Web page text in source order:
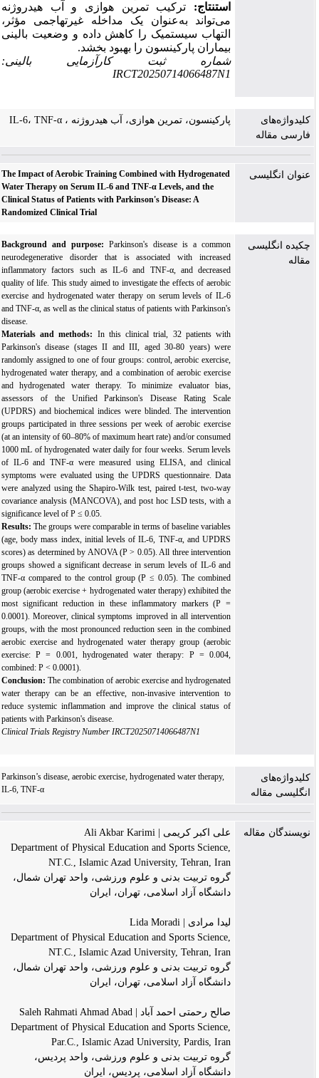
استنتاج:ترکیب تمرین هوازی و آب هیدروژنه
می‌تواند به‌عنوان یک مداخله غیرتهاجمی مؤثر،
التهاب سیستمیک را کاهش داده و وضعیت بالینی
بیماران پارکینسون را بهبود بخشد.
شماره ثبت کارآزمایی بالینی:
IRCT20250714066487N1
کلیدواژه‌های
فارسی مقاله
پارکینسون، تمرین هوازی، آب هیدروژنه ، IL-6، TNF-α
عنوان انگلیسی
The Impact of Aerobic Training Combined with Hydrogenated
Water Therapy on Serum IL-6 and TNF-α Levels, and the
Clinical Status of Patients with Parkinson's Disease: A
Randomized Clinical Trial
چکیده انگلیسی
مقاله
Background and purpose: Parkinson's disease is a common
neurodegenerative disorder that is associated with increased
inflammatory factors such as IL-6 and TNF-α, and decreased
quality of life. This study aimed to investigate the effects of aerobic
exercise and hydrogenated water therapy on serum levels of IL-6
and TNF-α, as well as the clinical status of patients with Parkinson's
disease.
Materials and methods: In this clinical trial, 32 patients with
Parkinson's disease (stages II and III, aged 30-80 years) were
randomly assigned to one of four groups: control, aerobic exercise,
hydrogenated water therapy, and a combination of aerobic exercise
and hydrogenated water therapy. To minimize evaluator bias,
assessors of the Unified Parkinson's Disease Rating Scale
(UPDRS) and biochemical indices were blinded. The intervention
groups participated in three sessions per week of aerobic exercise
(at an intensity of 60–80% of maximum heart rate) and/or consumed
1000 mL of hydrogenated water daily for four weeks. Serum levels
of IL-6 and TNF-α were measured using ELISA, and clinical
symptoms were evaluated using the UPDRS questionnaire. Data
were analyzed using the Shapiro-Wilk test, paired t-test, two-way
covariance analysis (MANCOVA), and post hoc LSD tests, with a
significance level of P ≤ 0.05.
Results:The groups were comparable in terms of baseline variables
(age, body mass index, initial levels of IL-6, TNF-α, and UPDRS
scores) as determined by ANOVA (P > 0.05). All three intervention
groups showed a significant decrease in serum levels of IL-6 and
TNF-α compared to the control group (P ≤ 0.05). The combined
group (aerobic exercise + hydrogenated water therapy) exhibited the
most significant reduction in these inflammatory markers (P =
0.0001). Moreover, clinical symptoms improved in all intervention
groups, with the most pronounced reduction seen in the combined
aerobic exercise and hydrogenated water therapy group (aerobic
exercise: P = 0.001, hydrogenated water therapy: P = 0.004,
combined: P < 0.0001).
Conclusion: The combination of aerobic exercise and hydrogenated
water therapy can be an effective, non-invasive intervention to
reduce systemic inflammation and improve the clinical status of
patients with Parkinson's disease.
Clinical Trials Registry NumberIRCT20250714066487N1
کلیدواژه‌های
انگلیسی مقاله
Parkinson’s disease, aerobic exercise, hydrogenated water therapy,
IL-6, TNF-α
نویسندگان مقاله
علی اکبر کریمی | Ali Akbar Karimi
Department of Physical Education and Sports Science,
NT.C., Islamic Azad University, Tehran, Iran
گروه تربیت بدنی و علوم ورزشی، واحد تهران شمال،
دانشگاه آزاد اسلامی، تهران، ایران
لیدا مرادی | Lida Moradi
Department of Physical Education and Sports Science,
NT.C., Islamic Azad University, Tehran, Iran
گروه تربیت بدنی و علوم ورزشی، واحد تهران شمال،
دانشگاه آزاد اسلامی، تهران، ایران
صالح رحمتی احمد آباد | Saleh Rahmati Ahmad Abad
Department of Physical Education and Sports Science,
Par.C., Islamic Azad University, Pardis, Iran
گروه تربیت بدنی و علوم ورزشی، واحد پردیس،
دانشگاه آزاد اسلامی، پردیس، ایران